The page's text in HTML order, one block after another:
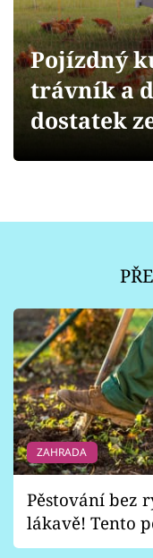
Přihlášení
Sledujte nás
Pojízdný
trávník a
dostatek
ZAHRADA
Pěstování bez
lákavě! Tento
vhodný jen